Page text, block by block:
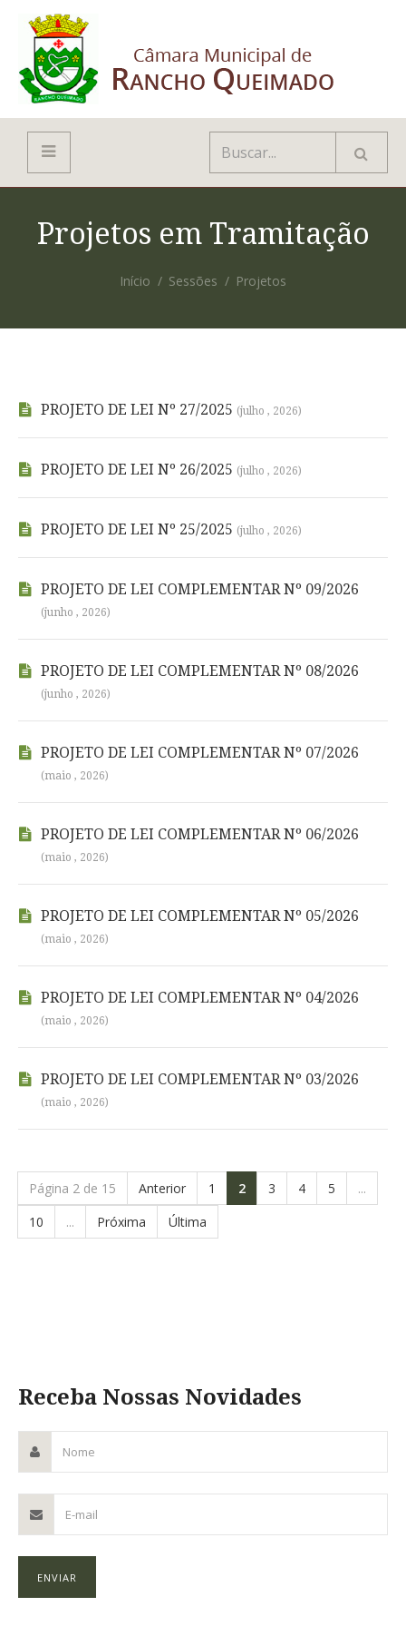
Projetos em Tramitação
Início Sessões Projetos
PROJETO DE LEI Nº 27/2025 (julho , 2026)
PROJETO DE LEI Nº 26/2025 (julho , 2026)
PROJETO DE LEI Nº 25/2025 (julho , 2026)
PROJETO DE LEI COMPLEMENTAR Nº 09/2026
(junho , 2026)
PROJETO DE LEI COMPLEMENTAR Nº 08/2026
(junho , 2026)
PROJETO DE LEI COMPLEMENTAR Nº 07/2026
(maio , 2026)
PROJETO DE LEI COMPLEMENTAR Nº 06/2026
(maio , 2026)
PROJETO DE LEI COMPLEMENTAR Nº 05/2026
(maio , 2026)
PROJETO DE LEI COMPLEMENTAR Nº 04/2026
(maio , 2026)
PROJETO DE LEI COMPLEMENTAR Nº 03/2026
(maio , 2026)
Página 2 de 15 Anterior 1 2 3 4 5
...
10
... Próxima Última
Receba Nossas Novidades